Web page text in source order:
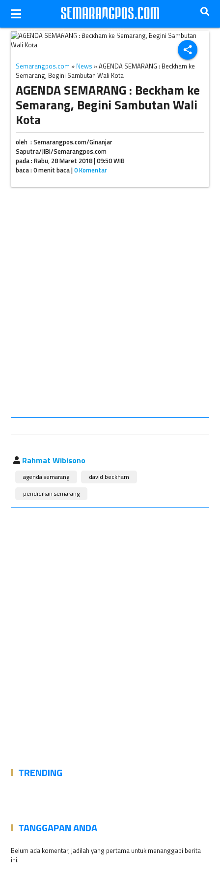
share
David Beckham (bertopi) saat di SMAN 17 Kota Semarang,
Jateng. (Instagram-@aslisemarang)
Semarangpos.com » News » AGENDA SEMARANG : Beckham ke
Semarang, Begini Sambutan Wali Kota
AGENDA SEMARANG : Beckham ke
Semarang, Begini Sambutan Wali
Kota
oleh : Semarangpos.com/Ginanjar
Saputra/JIBI/Semarangpos.com
pada : Rabu, 28 Maret 2018 | 09:50 WIB
baca : 0 menit baca |0 Komentar
Rahmat Wibisono
agenda semarang
david beckham
pendidikan semarang
TRENDING
TANGGAPAN ANDA
Belum ada komentar, jadilah yang pertama untuk menanggapi berita
ini.